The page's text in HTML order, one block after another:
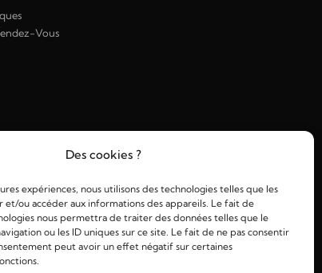
Des cookies ?
expériences, nous utilisons des technologies telles que les
et/ou accéder aux informations des appareils. Le fait de
nous permettra de traiter des données telles que le
ou les ID uniques sur ce site. Le fait de ne pas consentir
peut avoir un effet négatif sur certaines
Vous